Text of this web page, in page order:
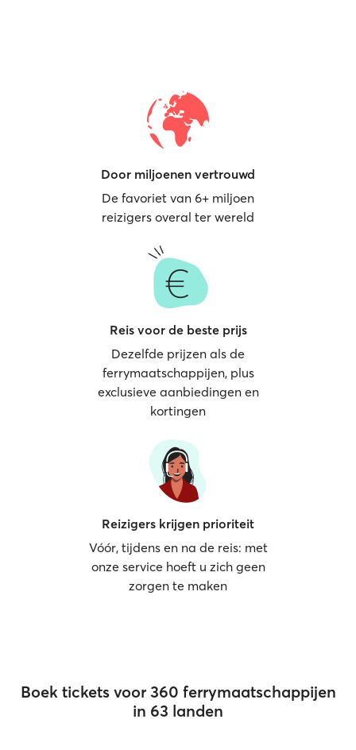
Door miljoenen vertrouwd
De favoriet van 6+ miljoen
reizigers overal ter wereld
Reis voor de beste prijs
Dezelfde prijzen als de
ferrymaatschappijen, plus
exclusieve aanbiedingen en
kortingen
Reizigers krijgen prioriteit
Vóór, tijdens en na de reis: met
onze service hoeft u zich geen
zorgen te maken
Boek tickets voor 360 ferrymaatschappijen
in 63 landen